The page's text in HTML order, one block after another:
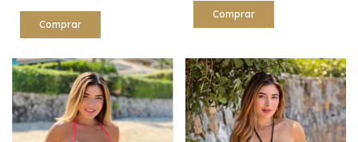
Comprar
Comprar